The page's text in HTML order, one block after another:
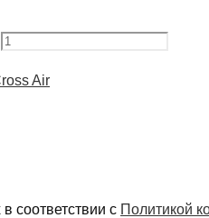
Air
соответствии с Политикой